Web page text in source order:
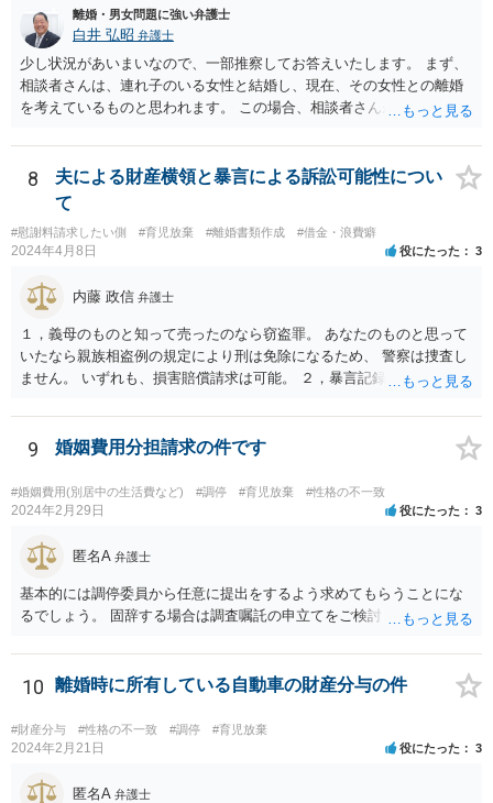
離婚・男女問題に強い弁護士
白井 弘昭 弁護士
少し状況があいまいなので、一部推察してお答えいたします。 まず、
相談者さんは、連れ子のいる女性と結婚し、現在、その女性との離婚
を考えているものと思われます。 この場合、相談者さんが、その連れ
ていない場合は、婚姻とともに親権を取得することはありませんの
で、本来的には、婚姻期間中も連れ子の扶養義務はありませんし、離
婚したならなおさら無関係となりますので、養育費を支払う義務は生
じません。 一方、婚姻と同時に連れ子を養子縁組（普通養子縁組）し
た場合、離婚をしても、養親子関係は当然には終了しませんので、親
権の問題が生じえますし、養育費の支払い義務も発生します。 ただ
し、もともと、血のつながりが無いので、相談者さんが親権を取得す
ることはないと思われますし、連れ子だから養子縁組したという関係
でしたら、離婚に伴い養子との離縁も認められるのが一般的ですの
で、離縁すれば、当然に養育費の支払い義務は無くなります。 以上、
ご参考まで。
8
夫による財産横領と暴言による訴訟可能性につい
て
#慰謝料請求したい側 #育児放棄 #離婚書類作成 #借金・浪費癖
2024年4月8日 役にたった 3
内藤 政信 弁護士
１，義母のものと知って売ったのなら窃盗罪。 あなたのものと思って
いたなら親族相盗例の規定により刑は免除になるため、 警察は捜査し
ません。 いずれも、損害賠償請求は可能。 ２，暴言記録は、パワハラ
9 婚姻費用分担請求の件です
#婚姻費用(別居中の生活費など) #調停 #育児放棄 #性格の不一致
2024年2月29日 役にたった 3
匿名A 弁護士
基本的には調停委員から任意に提出をするよう求めてもらうことにな
るでしょう。 固辞する場合は調査嘱託の申立てをご検討ください。
10 離婚時に所有している自動車の財産分与の件
#財産分与 #性格の不一致 #調停 #育児放棄
2024年2月21日 役にたった 3
匿名A 弁護士